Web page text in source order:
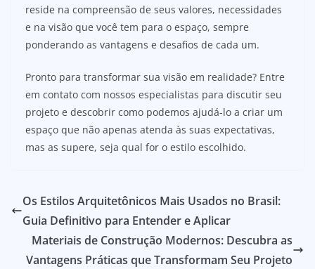
reside na compreensão de seus valores, necessidades
e na visão que você tem para o espaço, sempre
ponderando as vantagens e desafios de cada um.
Pronto para transformar sua visão em realidade? Entre
em contato com nossos especialistas para discutir seu
projeto e descobrir como podemos ajudá-lo a criar um
espaço que não apenas atenda às suas expectativas,
mas as supere, seja qual for o estilo escolhido.
Os Estilos Arquitetônicos Mais Usados no Brasil:
Guia Definitivo para Entender e Aplicar
Materiais de Construção Modernos: Descubra as
Vantagens Práticas que Transformam Seu Projeto